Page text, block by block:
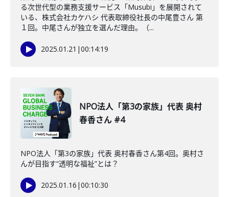
る次世代型の業務支援サービス「Musubi」を展開されて
いる、株式会社カケハシ 代表取締役社長の中尾豊さん 第
１回。中尾さんが独立を選んだ理由。（...
2025.01.21 |00:14:19
NPO法人「第3の家族」代表 奥村
春香さん #4
NPO法人「第3の家族」代表 奥村春香さん第4回。奥村さ
んが目指す“透明な福祉”とは？
2025.01.16 |00:10:30